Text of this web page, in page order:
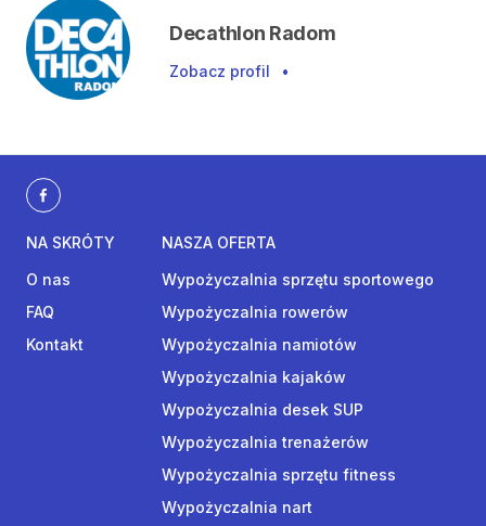
Decathlon Radom
Zobacz profil •
NA SKRÓTY
O nas
FAQ
Kontakt
NASZA OFERTA
Wypożyczalnia sprzętu sportowego
Wypożyczalnia rowerów
Wypożyczalnia namiotów
Wypożyczalnia kajaków
Wypożyczalnia desek SUP
Wypożyczalnia trenażerów
Wypożyczalnia sprzętu fitness
Wypożyczalnia nart